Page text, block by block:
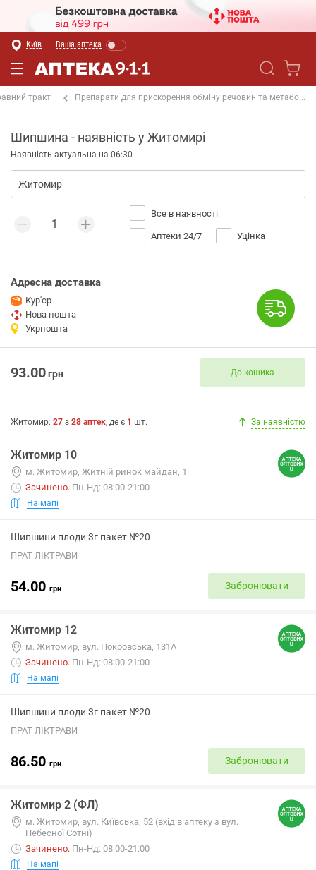
Київ Ваша аптека
тракт Препарати для прискорення обміну речовин та метабо...
Шипшина - наявність у Житомирі
Наявність актуальна на 06:30
Все в наявності
Аптеки 24/7 Уцінка
Адресна доставка
Кур'єр
Нова пошта
Укрпошта
93.00грн До кошика
Житомир: 27 з 28 аптек, де є 1 шт. За наявністю
Житомир 10
м. Житомир, Житній ринок майдан, 1
Зачинено. Пн-Нд: 08:00-21:00
На мапі
Шипшини плоди 3г пакет №20
ПРАТ ЛІКТРАВИ
54.00 грн Забронювати
Житомир 12
м. Житомир, вул. Покровська, 131А
Зачинено. Пн-Нд: 08:00-21:00
На мапі
Шипшини плоди 3г пакет №20
ПРАТ ЛІКТРАВИ
86.50 грн Забронювати
Житомир 2 (ФЛ)
м. Житомир, вул. Київська, 52 (вхід в аптеку з вул.
Небесної Сотні)
Зачинено. Пн-Нд: 08:00-21:00
На мапі